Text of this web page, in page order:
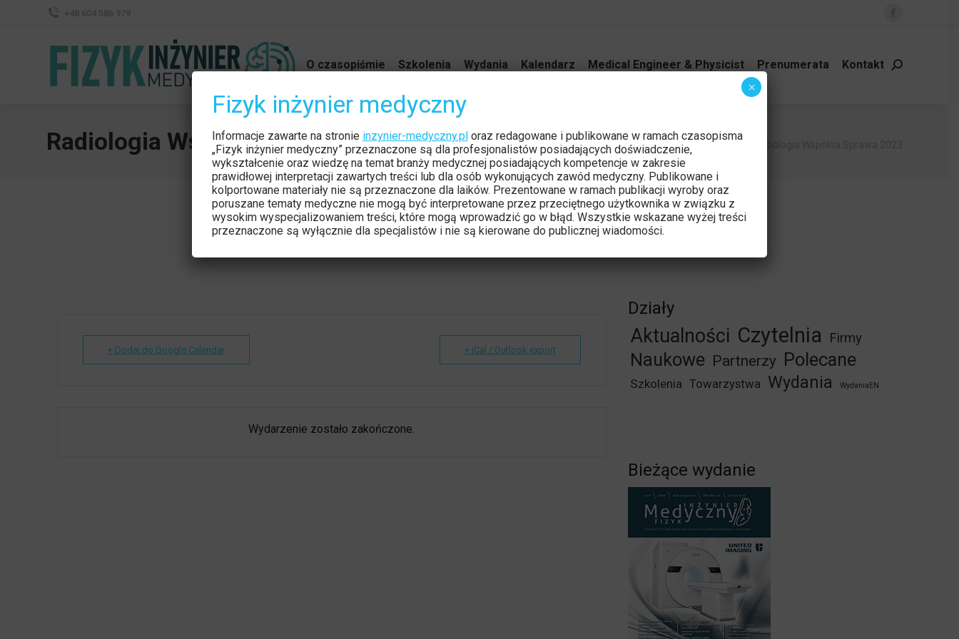
Facebook
opens
O czasopiśmie Szkolenia Wydania Kalendarz Medical Engineer & Physicist Prenumerata Kontakt Szukaj:
Radiologia Wspólna Sprawa 2023 Jesteś tutaj:
Strona główna Wydarzenie
+ Dodaj do Google Calendar + iCal / Outlook export
Wydarzenie zostało zakończone.
Działy
Aktualności Czytelnia Firmy
Naukowe Partnerzy Polecane
Szkolenia Towarzystwa Wydania WydaniaEN
Bieżące wydanie
Fizyk inżynier medyczny
Informacje zawarte na stronie inzynier-medyczny.ploraz redagowane i publikowane w ramach czasopisma
„Fizyk inżynier medyczny” przeznaczone są dla profesjonalistów posiadających doświadczenie,
wykształcenie oraz wiedzę na temat branży medycznej posiadających kompetencje w zakresie
prawidłowej interpretacji zawartych treści lub dla osób wykonujących zawód medyczny. Publikowane i
kolportowane materiały nie są przeznaczone dla laików. Prezentowane w ramach publikacji wyroby oraz
poruszane tematy medyczne nie mogą być interpretowane przez przeciętnego użytkownika w związku z
wysokim wyspecjalizowaniem treści, które mogą wprowadzić go w błąd. Wszystkie wskazane wyżej treści
przeznaczone są wyłącznie dla specjalistów i nie są kierowane do publicznej wiadomości.
×